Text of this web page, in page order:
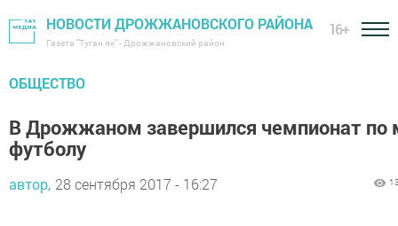
НОВОСТИ ДРОЖЖАНОВСКОГО РАЙОНА
Газета "Туган як" - Дрожжановский район
16+
ОБЩЕСТВО
В Дрожжаном завершился чемпионат по
футболу
автор, 28 сентября 2017 - 16:27